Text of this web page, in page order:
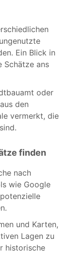
Ein Blick in
Schätze ans
oder
den
vermerkt, die
finden
nach
wie Google
und Karten,
Lagen zu
historische